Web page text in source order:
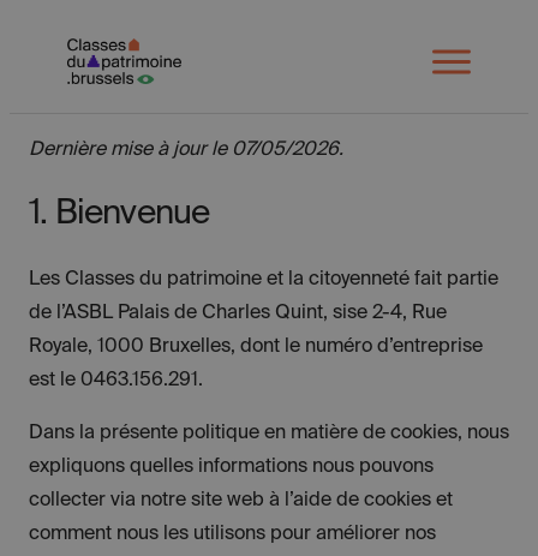
Open
menu
Dernière mise à jour le 07/05/2026.
1. Bienvenue
Les Classes du patrimoine et la citoyenneté fait partie
de l’ASBL Palais de Charles Quint, sise 2-4, Rue
Royale, 1000 Bruxelles, dont le numéro d’entreprise
est le 0463.156.291.
Dans la présente politique en matière de cookies, nous
expliquons quelles informations nous pouvons
collecter via notre site web à l’aide de cookies et
comment nous les utilisons pour améliorer nos